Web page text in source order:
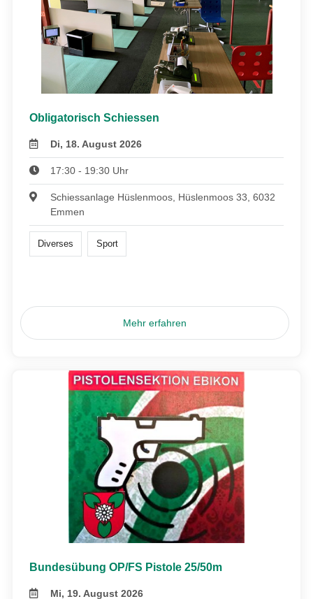
Obligatorisch Schiessen
Di, 18. August 2026
17:30 - 19:30 Uhr
Schiessanlage Hüslenmoos, Hüslenmoos 33, 6032
Emmen
Diverses Sport
Mehr erfahren
Bundesübung OP/FS Pistole 25/50m
Mi, 19. August 2026